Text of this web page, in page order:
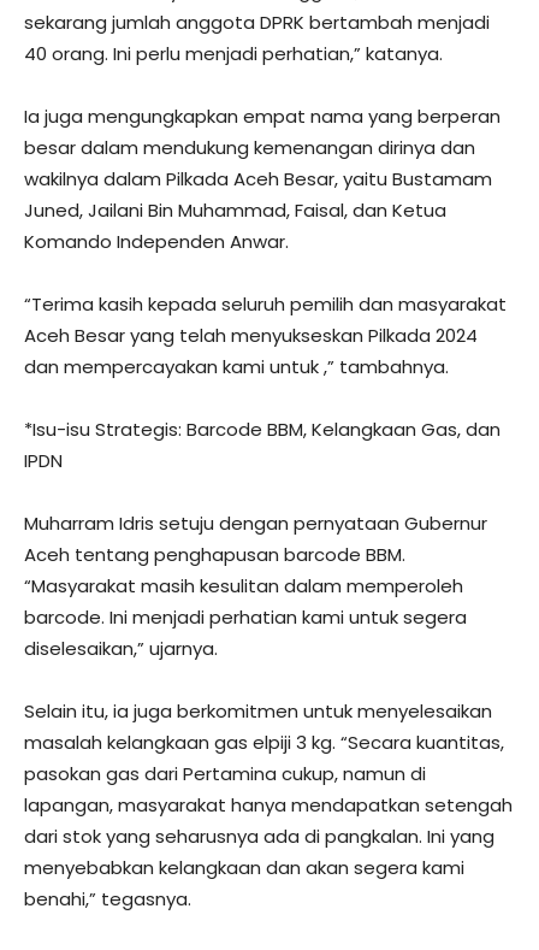
sekarang jumlah anggota DPRK bertambah menjadi
40 orang. Ini perlu menjadi perhatian,” katanya.
Ia juga mengungkapkan empat nama yang berperan
besar dalam mendukung kemenangan dirinya dan
wakilnya dalam Pilkada Aceh Besar, yaitu Bustamam
Juned, Jailani Bin Muhammad, Faisal, dan Ketua
Komando Independen Anwar.
“Terima kasih kepada seluruh pemilih dan masyarakat
Aceh Besar yang telah menyukseskan Pilkada 2024
dan mempercayakan kami untuk ,” tambahnya.
*Isu-isu Strategis: Barcode BBM, Kelangkaan Gas, dan
IPDN
Muharram Idris setuju dengan pernyataan Gubernur
Aceh tentang penghapusan barcode BBM.
“Masyarakat masih kesulitan dalam memperoleh
barcode. Ini menjadi perhatian kami untuk segera
diselesaikan,” ujarnya.
Selain itu, ia juga berkomitmen untuk menyelesaikan
masalah kelangkaan gas elpiji 3 kg. “Secara kuantitas,
pasokan gas dari Pertamina cukup, namun di
lapangan, masyarakat hanya mendapatkan setengah
dari stok yang seharusnya ada di pangkalan. Ini yang
menyebabkan kelangkaan dan akan segera kami
benahi,” tegasnya.